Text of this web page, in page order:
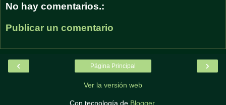
No hay comentarios.:
Publicar un comentario
‹ ›
Página Principal
Ver la versión web
Con tecnología de Blogger.